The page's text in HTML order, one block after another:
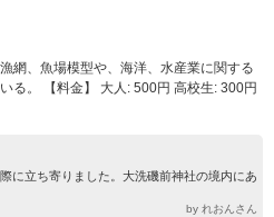
網、魚場模型や、海洋、水産業に関する
る。 【料金】 大人: 500円 高校生: 300円
に立ち寄りました。大洗磯前神社の境内にあ
by れおんさん